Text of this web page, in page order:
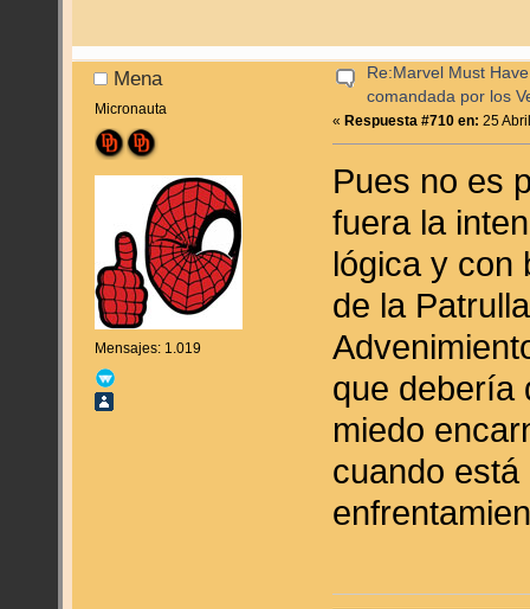
Mena
Micronauta
Mensajes: 1.019
Re:Marvel Must
comandada por los
« Respuesta #710 en: 25
Pues no es
fuera la
lógica y con
de la
que debería
miedo
cuando